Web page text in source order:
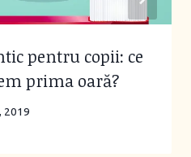
pentru copii: ce
prima oară?
2019